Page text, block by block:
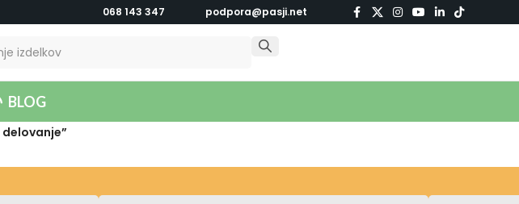
068 143 347 podpora@pasji.net
BLOG